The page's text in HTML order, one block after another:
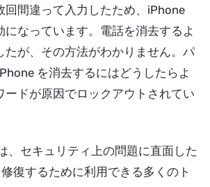
回間違って入力したため、iPhone
になっています。電話を消去するよ
たが、その方法がわかりません。パ
を消去するにはどうしたらよ
ードが原因でロックアウトされてい
、セキュリティ上の問題に直面した
復するために利用できる多くのト